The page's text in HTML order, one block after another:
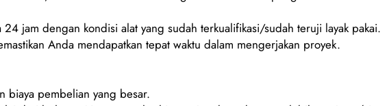
jam dengan kondisi alat yang sudah terkualifikasi/sudah teruji layak pakai.
Anda mendapatkan tepat waktu dalam mengerjakan proyek.
biaya pembelian yang besar.